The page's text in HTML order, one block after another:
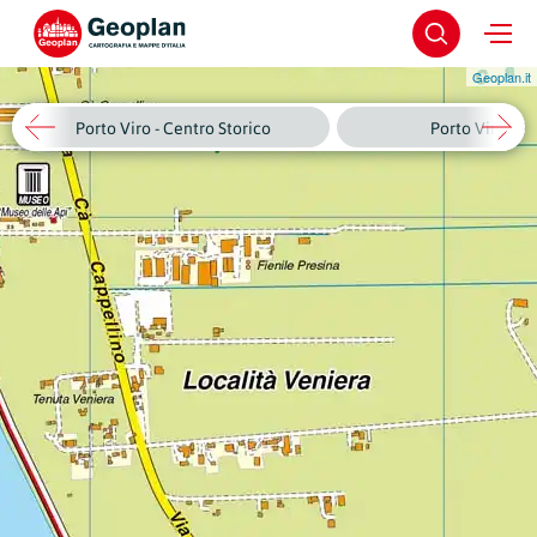
Geoplan.it
Porto Viro - Centro Storico Porto Viro -